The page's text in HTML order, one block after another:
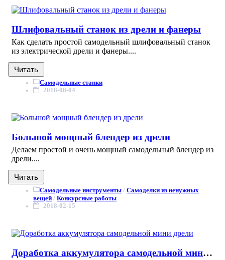
Шлифовальный станок из дрели и фанеры
Как сделать простой самодельный шлифовальный станок
из электрической дрели и фанеры....
Читать
Самодельные станки
2018-08-04
Большой мощный блендер из дрели
Делаем простой и очень мощный самодельный блендер из
дрели....
Читать
Самодельные инструменты / Самоделки из ненужных
вещей / Конкурсные работы
2018-02-15
Доработка аккумулятора самодельной мини дрели